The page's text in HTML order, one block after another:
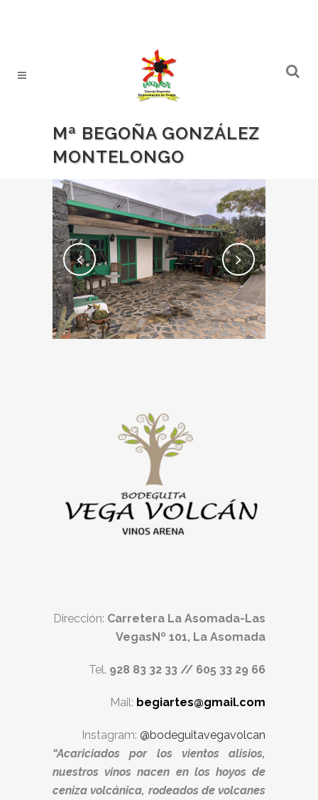
Mª BEGOÑA GONZÁLEZ
MONTELONGO
Dirección: Carretera La Asomada-Las
VegasNº 101, La Asomada
Tel. 928 83 32 33 // 605 33 29 66
Mail: begiartes@gmail.com
Instagram: @bodeguitavegavolcan
“Acariciados por los vientos alisios,
nuestros vinos nacen en los hoyos de
ceniza volcánica, rodeados de volcanes